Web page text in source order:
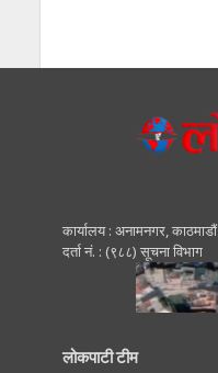
कार्यालय : अनामनगर, काठमाडाैं
दर्ता नं. : (९८८) सूचना विभाग
लोकपाटी टीम